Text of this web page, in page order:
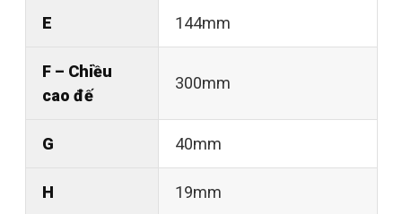
E 144mm
F – Chiều
cao đế
300mm
G 40mm
H 19mm